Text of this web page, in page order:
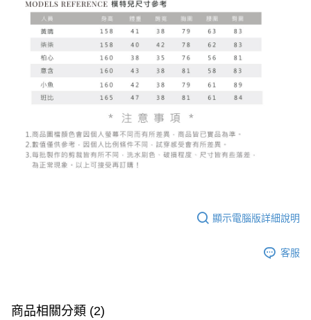
顯示電腦版詳細說明
客服
商品相關分類 (2)